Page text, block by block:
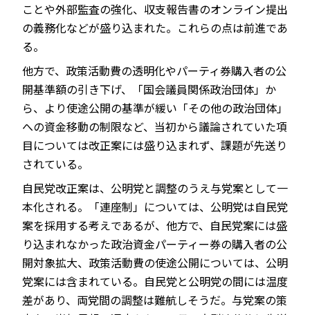
ことや外部監査の強化、収支報告書のオンライン提出
の義務化などが盛り込まれた。これらの点は前進であ
る。
他方で、政策活動費の透明化やパーティ券購入者の公
開基準額の引き下げ、「国会議員関係政治団体」か
ら、より使途公開の基準が緩い「その他の政治団体」
への資金移動の制限など、当初から議論されていた項
目については改正案には盛り込まれず、課題が先送り
されている。
自民党改正案は、公明党と調整のうえ与党案として一
本化される。「連座制」については、公明党は自民党
案を採用する考えであるが、他方で、自民党案には盛
り込まれなかった政治資金パーティー券の購入者の公
開対象拡大、政策活動費の使途公開については、公明
党案には含まれている。自民党と公明党の間には温度
差があり、両党間の調整は難航しそうだ。与党案の策